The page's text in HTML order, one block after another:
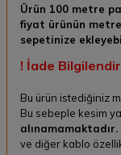
Ürün 100 metre
fiyat ürünün
sepetinize
! İade
Bu ürün istediğiniz
Bu sebeple kesim
alınamamaktadır.
ve diğer kablo